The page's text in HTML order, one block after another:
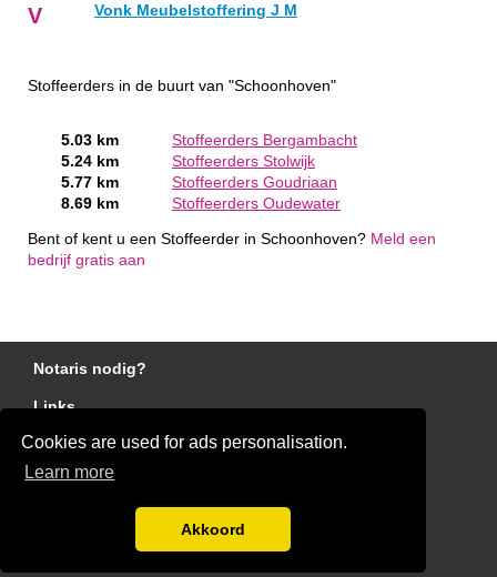
Cookies are used for ads personalisation.
Learn more
Akkoord
V Vonk Meubelstoffering J M
Stoffeerders in de buurt van "Schoonhoven"
5.03 km
Stoffeerders Bergambacht
5.24 km
Stoffeerders Stolwijk
5.77 km
Stoffeerders Goudriaan
8.69 km
Stoffeerders Oudewater
Bent of kent u een Stoffeerder in Schoonhoven? Meld een
bedrijf gratis aan
Notaris nodig?
Links
Gratis Stoffeerder Offertes Vergelijken
Disclaimer